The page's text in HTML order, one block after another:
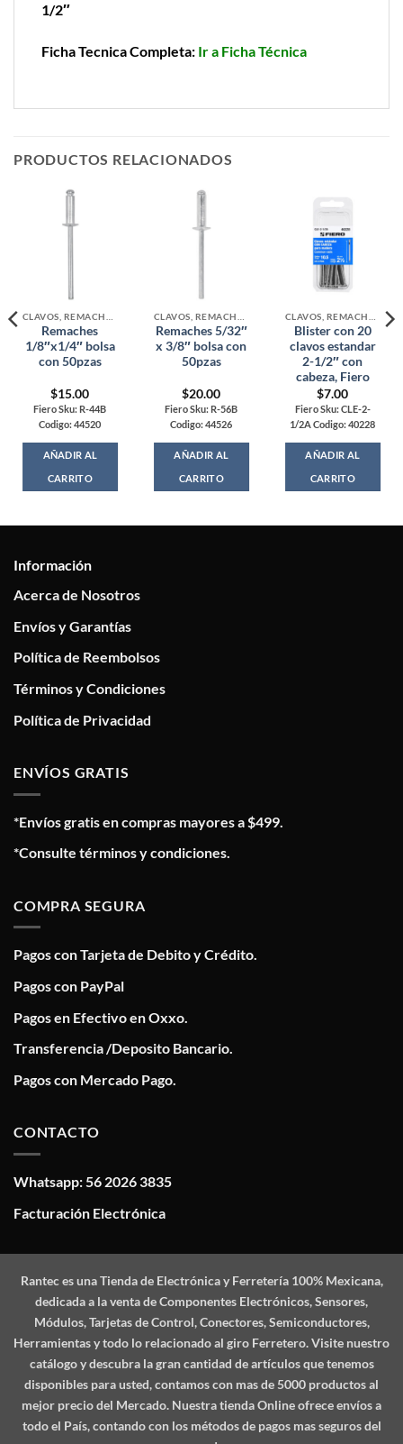
1/2″
Ficha Tecnica Completa: Ir a Ficha Técnica
PRODUCTOS RELACIONADOS
Remaches
1/8″x1/4″ bolsa
con 50pzas
$15.00
Fiero Sku: R-44B
Codigo: 44520
AÑADIR AL
CARRITO
Remaches 5/32″
x 3/8″ bolsa con
50pzas
$20.00
Fiero Sku: R-56B
Codigo: 44526
AÑADIR AL
CARRITO
Blister con 20
clavos estandar
2-1/2″ con
cabeza, Fiero
$7.00
Fiero Sku: CLE-2-
1/2A Codigo: 40228
AÑADIR AL
CARRITO
Información
Acerca de Nosotros
Envíos y Garantías
Política de Reembolsos
Términos y Condiciones
Política de Privacidad
ENVÍOS GRATIS
*Envíos gratis en compras mayores a $499.
*Consulte términos y condiciones.
COMPRA SEGURA
Pagos con Tarjeta de Debito y Crédito.
Pagos con PayPal
Pagos en Efectivo en Oxxo.
Transferencia /Deposito Bancario.
Pagos con Mercado Pago.
CONTACTO
Whatsapp: 56 2026 3835
Facturación Electrónica
Ranteces una Tienda de Electrónica y Ferretería 100% Mexicana,
dedicada a la venta de Componentes Electrónicos, Sensores,
Módulos, Tarjetas de Control, Conectores, Semiconductores,
Herramientas y todo lo relacionado al giro Ferretero. Visite nuestro
catálogo y descubra la gran cantidad de artículos que tenemos
disponibles para usted, contamos con mas de 5000 productos al
mejor precio del Mercado. Nuestra tienda Online ofrece envíos a
todo el País, contando con los métodos de pagos mas seguros del